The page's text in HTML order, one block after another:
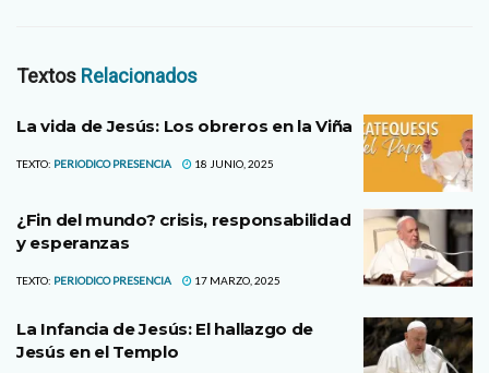
Textos Relacionados
La vida de Jesús: Los obreros en la Viña
TEXTO: PERIODICO PRESENCIA 18 JUNIO, 2025
¿Fin del mundo? crisis, responsabilidad
y esperanzas
TEXTO: PERIODICO PRESENCIA 17 MARZO, 2025
La Infancia de Jesús: El hallazgo de
Jesús en el Templo